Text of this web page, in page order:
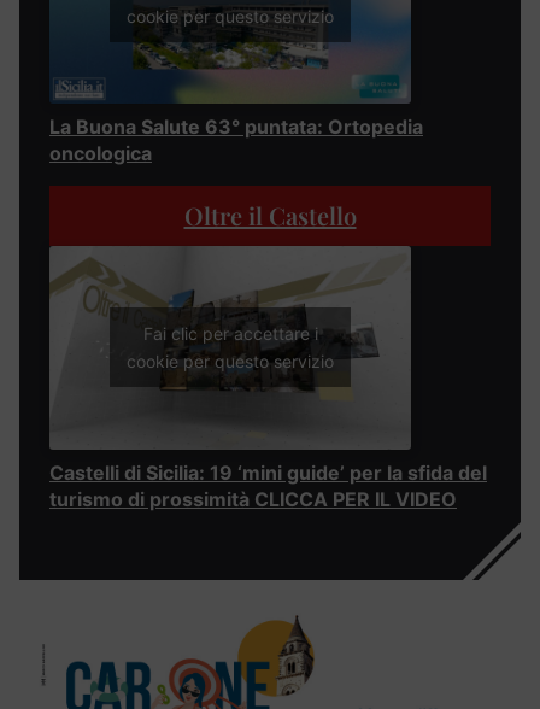
cookie per questo servizio
La Buona Salute 63° puntata: Ortopedia
oncologica
Oltre il Castello
Fai clic per accettare i
cookie per questo servizio
Castelli di Sicilia: 19 ‘mini guide’ per la sfida del
turismo di prossimità CLICCA PER IL VIDEO